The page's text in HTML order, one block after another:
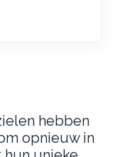
hebben
opnieuw in